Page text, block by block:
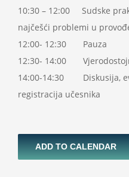
10:30 – 12:00 Sudske
najčešći problemi u
12:00- 12:30 Pauza
12:30- 14:00
14:00-14:30 Diskusija,
registracija učesnika
ADD TO CALENDAR